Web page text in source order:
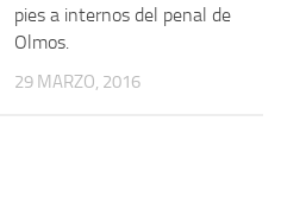
pies a internos del penal de
Olmos.
29 MARZO, 2016